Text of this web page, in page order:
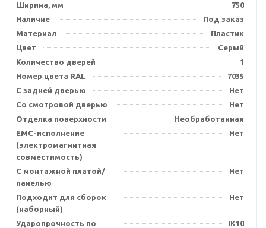
Ширина, мм
750
Наличие
Под заказ
Материал
Пластик
Цвет
Серый
Количество дверей
1
Номер цвета RAL
7035
С задней дверью
Нет
Со смотровой дверью
Нет
Отделка поверхности
Необработанная
EMC-исполнение
(электромагнитная
совместимость)
Нет
С монтажной платой/
панелью
Нет
Подходит для сборок
(наборный)
Нет
Ударопрочность по
IK10